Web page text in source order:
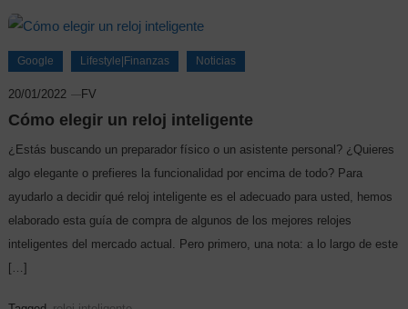
Google Lifestyle|Finanzas Noticias
20/01/2022 FV
Cómo elegir un reloj inteligente
¿Estás buscando un preparador físico o un asistente personal? ¿Quieres
algo elegante o prefieres la funcionalidad por encima de todo? Para
ayudarlo a decidir qué reloj inteligente es el adecuado para usted, hemos
elaborado esta guía de compra de algunos de los mejores relojes
inteligentes del mercado actual. Pero primero, una nota: a lo largo de este
[…]